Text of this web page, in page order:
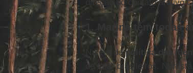
direção do contato afetivo
1. Marina tem todas
Na era dapolítica das
de fala" brasileiros.